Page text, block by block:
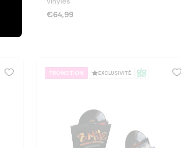
€64,99
PROMOTION EXCLUSIVITÉ